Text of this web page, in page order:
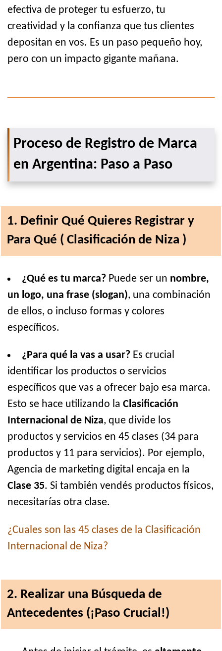
efectiva de proteger tu esfuerzo, tu
creatividad y la confianza que tus clientes
depositan en vos. Es un paso pequeño hoy,
pero con un impacto gigante mañana.
Proceso de Registro de Marca
en Argentina: Paso a Paso
1. Definir Qué Quieres Registrar y
Para Qué ( Clasificación de Niza )
¿Qué es tu marca? Puede ser un nombre,
un logo, una frase (slogan), una combinación
de ellos, o incluso formas y colores
específicos.
¿Para qué la vas a usar? Es crucial
identificar los productos o servicios
específicos que vas a ofrecer bajo esa marca.
Esto se hace utilizando la Clasificación
Internacional de Niza, que divide los
productos y servicios en 45 clases (34 para
productos y 11 para servicios). Por ejemplo,
Agencia de marketing digital encaja en la
Clase 35. Si también vendés productos físicos,
necesitarías otra clase.
¿Cuales son las 45 clases de la Clasificación
Internacional de Niza?
2. Realizar una Búsqueda de
Antecedentes (¡Paso Crucial!)